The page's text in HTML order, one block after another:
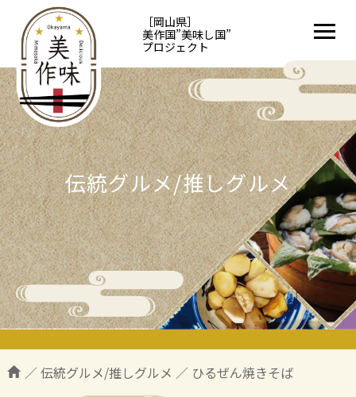
［岡山県］
美作国”美味し国”
プロジェクト
伝統グルメ/推しグルメ
／ 伝統グルメ/推しグルメ ／ ひるぜん焼きそば